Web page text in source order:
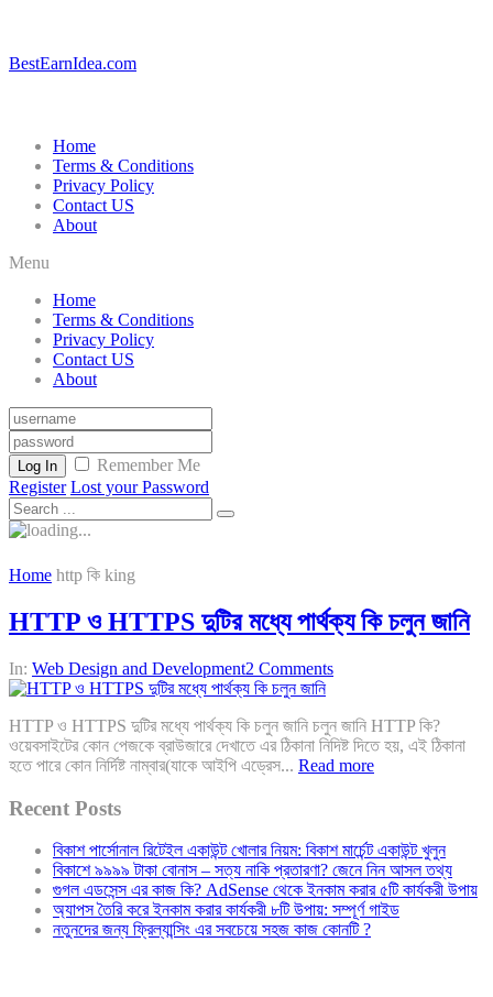
BestEarnIdea.com
Home
Terms & Conditions
Privacy Policy
Contact US
About
Menu
Home
Terms & Conditions
Privacy Policy
Contact US
About
Log In
Remember Me
Register Lost your Password
Home http কি king
HTTP ও HTTPS দুটির মধ্যে পার্থক্য কি চলুন জানি
In: Web Design and Development2 Comments
HTTP ও HTTPS দুটির মধ্যে পার্থক্য কি চলুন জানি চলুন জানি HTTP কি?
ওয়েবসাইটের কোন পেজকে ব্রাউজারে দেখাতে এর ঠিকানা নিদিষ্ট দিতে হয়, এই ঠিকানা
হতে পারে কোন নির্দিষ্ট নাম্বার(যাকে আইপি এড্রেস... Read more
Recent Posts
বিকাশ পার্সোনাল রিটেইল একাউন্ট খোলার নিয়ম: বিকাশ মার্চেন্ট একাউন্ট খুলুন
বিকাশে ৯৯৯৯ টাকা বোনাস – সত্য নাকি প্রতারণা? জেনে নিন আসল তথ্য
গুগল এডসেন্স এর কাজ কি? AdSense থেকে ইনকাম করার ৫টি কার্যকরী উপায়
অ্যাপস তৈরি করে ইনকাম করার কার্যকরী ৮টি উপায়: সম্পূর্ণ গাইড
নতুনদের জন্য ফ্রিল্যান্সিং এর সবচেয়ে সহজ কাজ কোনটি ?